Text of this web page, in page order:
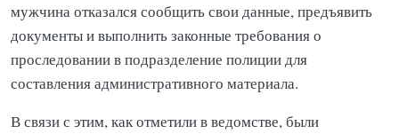
мужчина отказался сообщить свои данные, предъявить
документы и выполнить законные требования о
проследовании в подразделение полиции для
составления административного материала.
В связи с этим, как отметили в ведомстве, были